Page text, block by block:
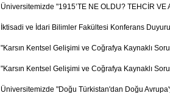
Üniversitemizde "1915’TE NE OLDU? TEHCİR
İktisadi ve İdari Bilimler Fakültesi Konferans
"Karsın Kentsel Gelişimi ve Coğrafya Kaynaklı
"Karsın Kentsel Gelişimi ve Coğrafya Kaynaklı
Üniversitemizde "Doğu Türkistan'dan Doğu